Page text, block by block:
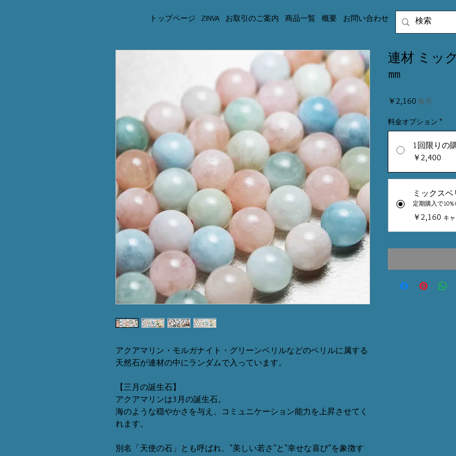
トップページ ZINVA お取引のご案内 商品一覧 概要 お問い合わせ
アクアマリン・モルガナイト・グリーンベリルなどのベリルに属する
天然石が連材の中にランダムで入っています。
【三月の誕生石】
アクアマリンは3月の誕生石。
海のような穏やかさを与え、コミュニケーション能力を上昇させてく
れます。
別名「天使の石」とも呼ばれ、"美しい若さ"と"幸せな喜び"を象徴す
連材 ミ
㎜
￥2,160 価
毎月
料金オプション *
1回限りの
￥2,400
ミックスベ
定期購入で
￥2,160 キ